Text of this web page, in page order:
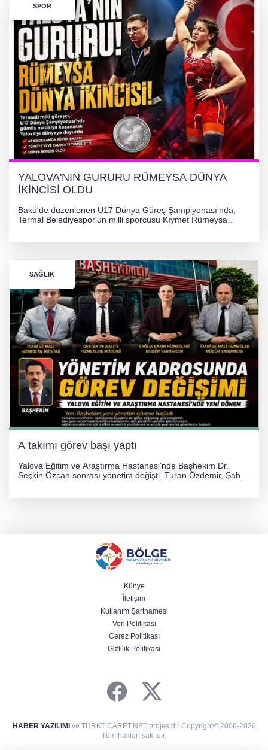
SPOR
YALOVA'NIN GURURU RÜMEYSA DÜNYA
İKİNCİSİ OLDU
Bakü'de düzenlenen U17 Dünya Güreş Şampiyonası'nda,
Termal Belediyespor'un milli sporcusu Kıymet Rümeysa
SAĞLIK
A takımı görev başı yaptı
Yalova Eğitim ve Araştırma Hastanesi'nde Başhekim Dr.
Seçkin Özcan sonrası yönetim değişti. Turan Özdemir, Şahin
Künye
İletişim
Kullanım Şartnamesi
Veri Politikası
Çerez Politikası
Gizlilik Politikası
HABER YAZILIMIve TURKTICARET.NET projesidir Copyright© 2006-2026
Tüm hakları saklıdır.